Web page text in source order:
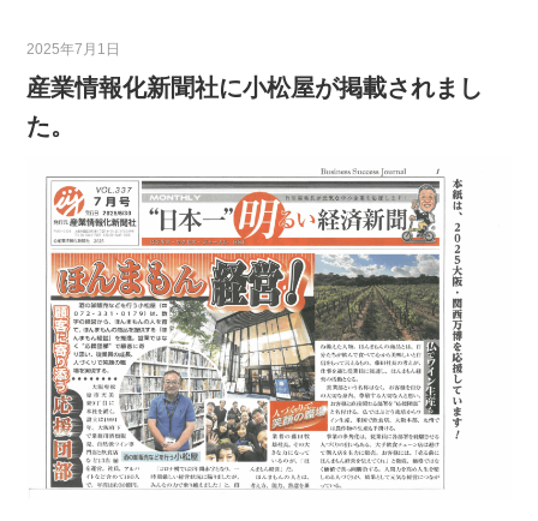
2025年7月1日
産業情報化新聞社に小松屋が掲載されまし
た。